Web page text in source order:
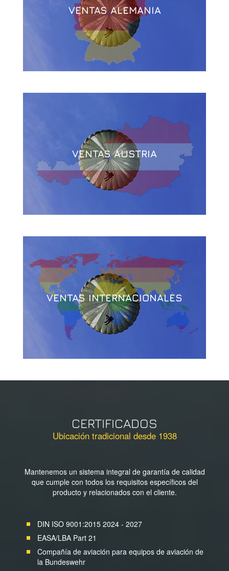
VENTAS ALEMANIA
VENTAS AUSTRIA
VENTAS INTERNACIONALES
CERTIFICADOS
Ubicación tradicional desde 1938
Mantenemos un sistema integral de garantía de calidad
que cumple con todos los requisitos específicos del
producto y relacionados con el cliente.
DIN ISO 9001:2015 2024 - 2027
EASA/LBA Part 21
Compañía de aviación para equipos de aviación de
la Bundeswehr